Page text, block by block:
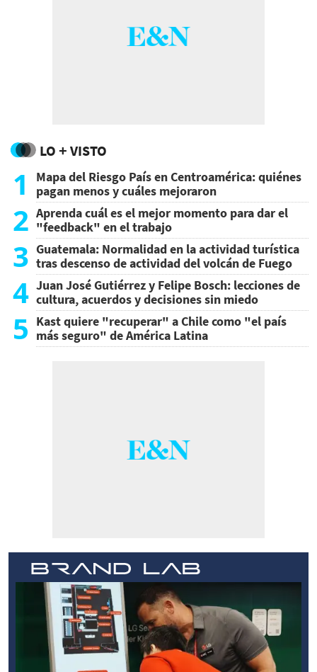
LO + VISTO
1
Mapa del Riesgo País en Centroamérica: quiénes
pagan menos y cuáles mejoraron
2 Aprenda cuál es el mejor momento para dar el
"feedback" en el trabajo
3 Guatemala: Normalidad en la actividad turística
tras descenso de actividad del volcán de Fuego
4 Juan José Gutiérrez y Felipe Bosch: lecciones de
cultura, acuerdos y decisiones sin miedo
5 Kast quiere "recuperar" a Chile como "el país
más seguro" de América Latina